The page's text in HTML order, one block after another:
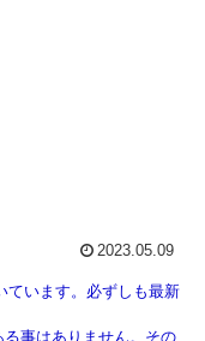
2023.05.09
ています。必ずしも最新
事はありません。その